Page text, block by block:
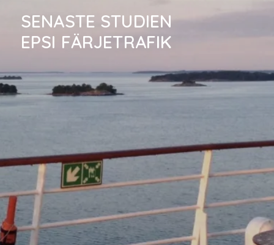
SENASTE STUDIEN
EPSI FÄRJETRAFIK